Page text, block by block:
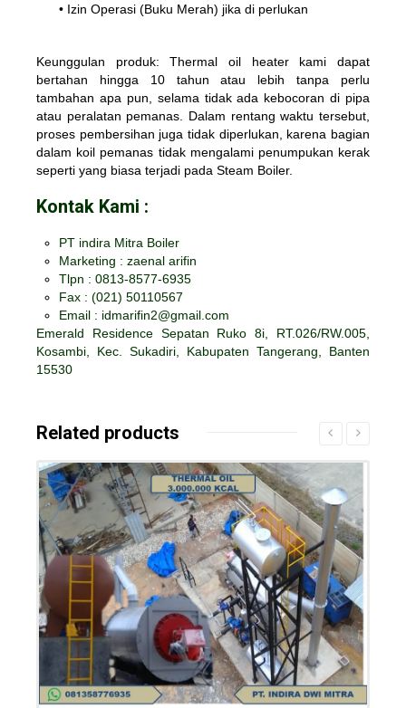
• Izin Operasi (Buku Merah) jika di perlukan
Keunggulan produk: Thermal oil heater kami dapat
bertahan hingga 10 tahun atau lebih tanpa perlu
tambahan apa pun, selama tidak ada kebocoran di pipa
atau peralatan pemanas. Dalam rentang waktu tersebut,
proses pembersihan juga tidak diperlukan, karena bagian
dalam koil pemanas tidak mengalami penumpukan kerak
seperti yang biasa terjadi pada Steam Boiler.
Kontak Kami :
PT indira Mitra Boiler
Marketing : zaenal arifin
Tlpn : 0813-8577-6935
Fax : (021) 50110567
Email : idmarifin2@gmail.com
Emerald Residence Sepatan Ruko 8i, RT.026/RW.005,
Kosambi, Kec. Sukadiri, Kabupaten Tangerang, Banten
15530
Related products
Details